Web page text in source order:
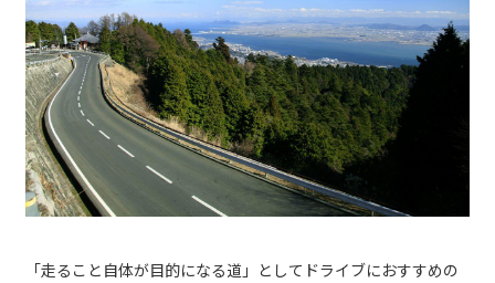
「走ること自体が目的になる道」としてドライブにおすすめの